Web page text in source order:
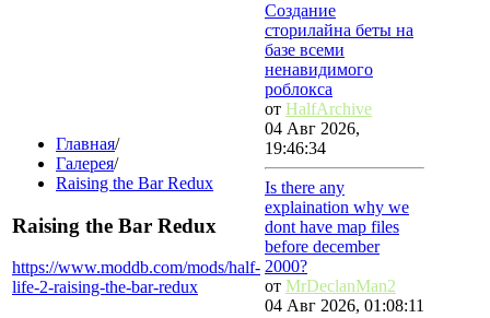
Главная/
Галерея/
Raising the Bar Redux
Raising the Bar Redux
https://www.moddb.com/mods/half-
life-2-raising-the-bar-redux
Создание
сторилайна беты на
базе всеми
ненавидимого
роблокса
от HalfArchive
04 Авг 2026,
19:46:34
Is there any
explaination why we
dont have map files
before december
2000?
от MrDeclanMan2
04 Авг 2026, 01:08:11